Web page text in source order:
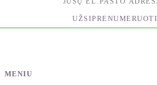
UŽSIPRENUMERUOTI
MENIU